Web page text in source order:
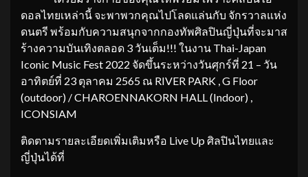
ดอลไทยเหล่านี้ จะพาพวกคุณไปโลดแล่นกับ จักรวาลแห่ง
ดนตรี พร้อมกับความสนุกจากกองทัพศิลปินญี่ปุ่นที่จะมาส
ร้างความบันเทิงตลอด 3 วันเต็ม!!! ในงาน Thai-Japan
Iconic Music Fest 2022 จัดขึ้นระหว่างวันศุกร์ที่ 21 – วัน
อาทิตย์ที่ 23 ตุลาคม 2565 ณ RIVER PARK , G Floor
(outdoor) / CHAROENNAKORN HALL (Indoor) ,
ICONSIAM
ติดตามรายละเอียดเพิ่มเติมหรือ Live Up ศิลปินไทยและ
ญี่ปุ่นได้ที่